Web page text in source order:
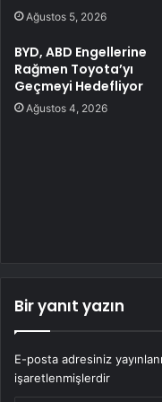
Ağustos 5, 2026
BYD, ABD Engellerine
Rağmen Toyota’yı
Geçmeyi Hedefliyor
Ağustos 4, 2026
Bir yanıt yazın
E-posta adresiniz
işaretlenmişlerdir